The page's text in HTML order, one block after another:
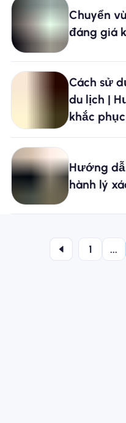
Chuyển
đáng giá
Cách sử
du lịch |
khắc
Hướng
hành lý
1 ...